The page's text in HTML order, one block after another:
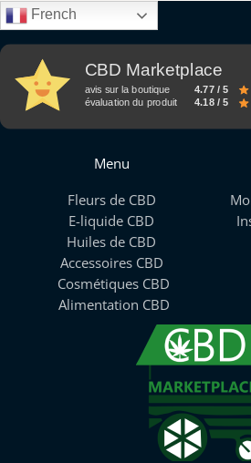
French
CBD Marketplace
avis sur la boutique
4.77 / 5
évaluation du produit
4.18 / 5
Menu
Fleurs de CBD
E-liquide CBD
Huiles de CBD
Accessoires CBD
Cosmétiques CBD
Alimentation CBD